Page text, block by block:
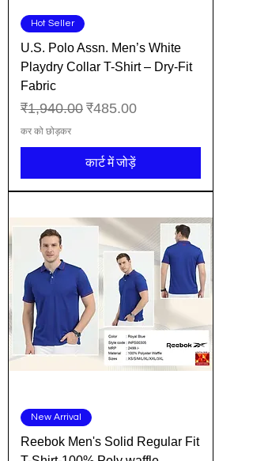
Hot Seller
U.S. Polo Assn. Men’s White
Playdry Collar T-Shirt – Dry-Fit
Fabric
नियमित मूल्य
₹1,940.00 बिक्री मूल्य
₹485.00
कर को छोड़कर
कार्ट में जोड़ें
New Arrival
Reebok Men's Solid Regular Fit